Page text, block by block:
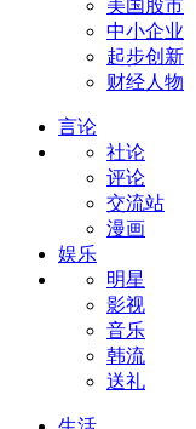
美国股市
中小企业
起步创新
财经人物
言论
社论
评论
交流站
漫画
娱乐
明星
影视
音乐
韩流
送礼